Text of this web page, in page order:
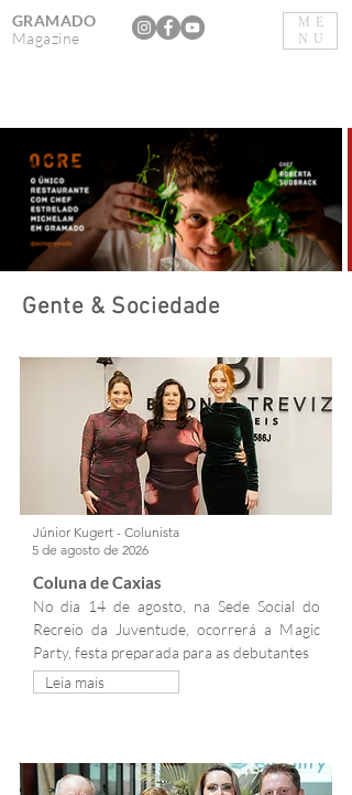
ME
NU
GRAMADO
Magazine
Gente & Sociedade
Júnior Kugert - Colunista
5 de agosto de 2026
Coluna de Caxias
No dia 14 de agosto, na Sede Social do
Recreio da Juventude, ocorrerá a Magic
Party, festa preparada para as debutantes
Leia mais